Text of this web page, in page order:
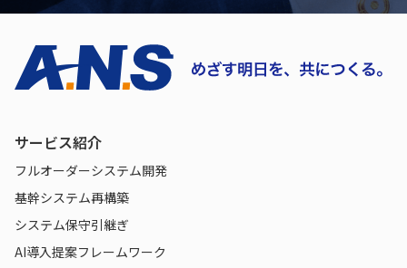
サービス紹介
フルオーダーシステム開発
基幹システム再構築
システム保守引継ぎ
AI導入提案フレームワーク